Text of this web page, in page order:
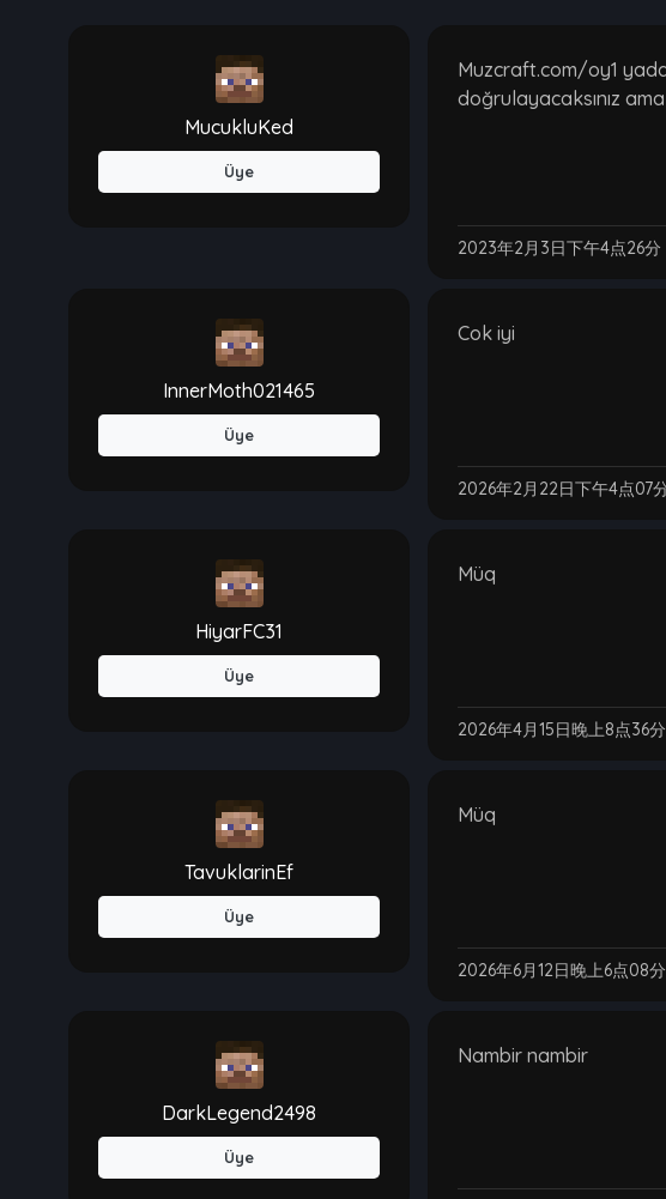
MucukluKed
Üye
Muzcraft.com/oy1
doğrulayacaksınız
2023年2月3日下午4点26分
InnerMoth021465
Üye
Cok iyi
2026年2月22日下午4点07
HiyarFC31
Üye
Müq
2026年4月15日晚上8点36分
TavuklarinEf
Üye
Müq
2026年6月12日晚上6点08分
DarkLegend2498
Üye
Nambir nambir